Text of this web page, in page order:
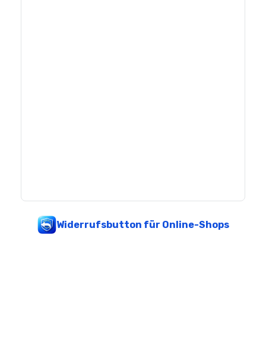
Widerrufsbutton für Online-Shops